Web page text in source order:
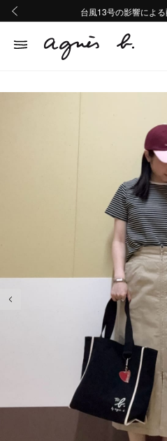
熊本地域地震の影響に
Summer Sale
台風13号の影響によ
熊本地域地震の影響に
Summer Sale
前の画像